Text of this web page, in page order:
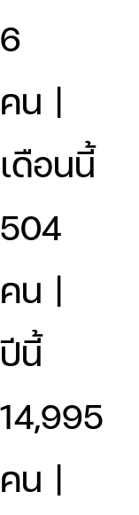
6
คน |
เดือนนี้
504
คน |
ปีนี้
14,995
คน |